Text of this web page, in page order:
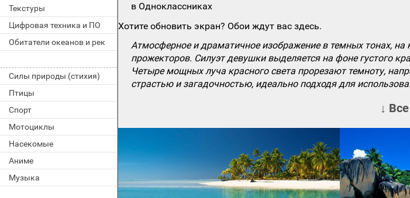
Текстуры
Цифровая техника и ПО
Обитатели океанов и рек
Силы природы (стихия)
Птицы
Спорт
Мотоциклы
Насекомые
Аниме
Музыка
в Одноклассниках
Хотите обновить экран? Обои ждут вас здесь.
Атмосферное и драматичное изображение в темных тонах,
прожекторов. Силуэт девушки выделяется на фоне густого
Четыре мощных луча красного света прорезают темноту,
страстью и загадочностью, идеально подходя для
↓